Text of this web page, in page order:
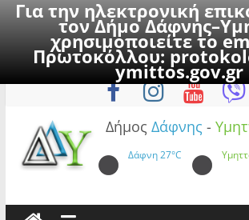
Για την ηλεκτρονική
τον Δήμο
χρησιμοποιείτε το
Πρωτοκόλλου:
ymittos.gov.gr
to
Παρασκευή, 7 Αυγούστου
Δήμος Δάφνης -
Δάφνη27°C